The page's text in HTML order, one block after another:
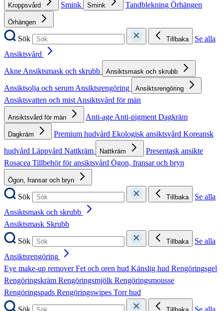
Kroppsvård Smink Smink Tandblekning Örhängen
Örhängen
Sök Tillbaka
Se alla
Ansiktsvård
AkneAnsiktsmask och skrubb Ansiktsmask och skrubb
Ansiktsolja och serumAnsiktsrengöring Ansiktsrengöring
Ansiktsvatten och mistAnsiktsvård för män
Ansiktsvård för män Anti-ageAnti-pigmentDagkräm
Dagkräm Premium hudvård Ekologisk ansiktsvård Koreansk
hudvård Läppvård Nattkräm Nattkräm
Presentask ansikte
Rosacea Tillbehör för ansiktsvård Ögon, fransar och bryn
Ögon, fransar och bryn
Sök Tillbaka
Se alla
Ansiktsmask och skrubb
Ansiktsmask Skrubb
Sök
Tillbaka
Se alla
Ansiktsrengöring
Eye make-up removerFet och oren hud Känslig hud Rengöringsgel
Rengöringskräm Rengöringsmjölk Rengöringsmousse
Rengöringspads Rengöringswipes Torr hud